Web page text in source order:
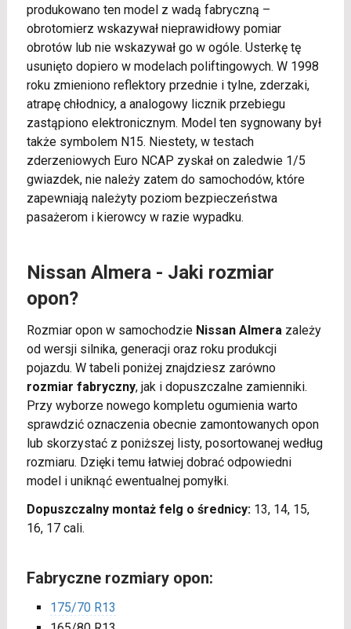
produkowano ten model z wadą fabryczną –
obrotomierz wskazywał nieprawidłowy pomiar
obrotów lub nie wskazywał go w ogóle. Usterkę tę
usunięto dopiero w modelach poliftingowych. W 1998
roku zmieniono reflektory przednie i tylne, zderzaki,
atrapę chłodnicy, a analogowy licznik przebiegu
zastąpiono elektronicznym. Model ten sygnowany był
także symbolem N15. Niestety, w testach
zderzeniowych Euro NCAP zyskał on zaledwie 1/5
gwiazdek, nie należy zatem do samochodów, które
zapewniają należyty poziom bezpieczeństwa
pasażerom i kierowcy w razie wypadku.
Nissan Almera - Jaki rozmiar
opon?
Rozmiar opon w samochodzie Nissan Almerazależy
od wersji silnika, generacji oraz roku produkcji
pojazdu. W tabeli poniżej znajdziesz zarówno
rozmiar fabryczny, jak i dopuszczalne zamienniki.
Przy wyborze nowego kompletu ogumienia warto
sprawdzić oznaczenia obecnie zamontowanych opon
lub skorzystać z poniższej listy, posortowanej według
rozmiaru. Dzięki temu łatwiej dobrać odpowiedni
model i uniknąć ewentualnej pomyłki.
Dopuszczalny montaż felg o średnicy:13, 14, 15,
16, 17 cali.
Fabryczne rozmiary opon:
175/70 R13